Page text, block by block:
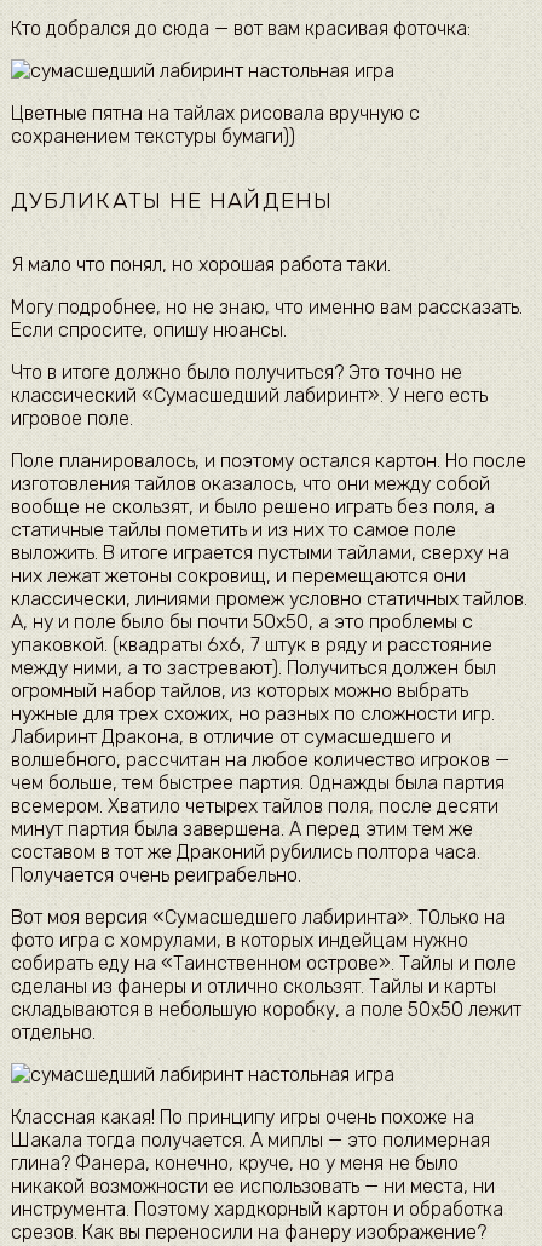
Кто добрался до сюда — вот вам красивая фоточка:
Цветные пятна на тайлах рисовала вручную с
сохранением текстуры бумаги))
ДУБЛИКАТЫ НЕ НАЙДЕНЫ
Я мало что понял, но хорошая работа таки.
Могу подробнее, но не знаю, что именно вам рассказать.
Если спросите, опишу нюансы.
Что в итоге должно было получиться? Это точно не
классический «Сумасшедший лабиринт». У него есть
игровое поле.
Поле планировалось, и поэтому остался картон. Но после
изготовления тайлов оказалось, что они между собой
вообще не скользят, и было решено играть без поля, а
статичные тайлы пометить и из них то самое поле
выложить. В итоге играется пустыми тайлами, сверху на
них лежат жетоны сокровищ, и перемещаются они
классически, линиями промеж условно статичных тайлов.
А, ну и поле было бы почти 50х50, а это проблемы с
упаковкой. (квадраты 6х6, 7 штук в ряду и расстояние
между ними, а то застревают). Получиться должен был
огромный набор тайлов, из которых можно выбрать
нужные для трех схожих, но разных по сложности игр.
Лабиринт Дракона, в отличие от сумасшедшего и
волшебного, рассчитан на любое количество игроков —
чем больше, тем быстрее партия. Однажды была партия
всемером. Хватило четырех тайлов поля, после десяти
минут партия была завершена. А перед этим тем же
составом в тот же Драконий рубились полтора часа.
Получается очень реиграбельно.
Вот моя версия «Сумасшедшего лабиринта». ТОлько на
фото игра с хомрулами, в которых индейцам нужно
собирать еду на «Таинственном острове». Тайлы и поле
сделаны из фанеры и отлично скользят. Тайлы и карты
складываются в небольшую коробку, а поле 50х50 лежит
отдельно.
Классная какая! По принципу игры очень похоже на
Шакала тогда получается. А миплы — это полимерная
глина? Фанера, конечно, круче, но у меня не было
никакой возможности ее использовать — ни места, ни
инструмента. Поэтому хардкорный картон и обработка
срезов. Как вы переносили на фанеру изображение?